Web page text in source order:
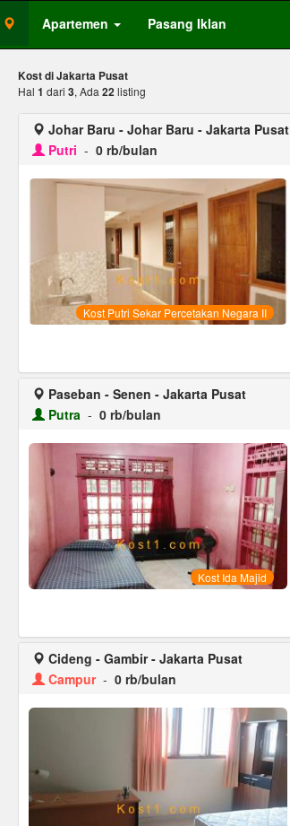
Apartemen Pasang Iklan
Kost di Jakarta Pusat
Hal 1 dari 3, Ada 22listing
Johar Baru - Johar Baru - Jakarta Pusat
Putri - 0 rb/bulan
Kost Putri Sekar Percetakan Negara II
Paseban - Senen - Jakarta Pusat
Putra - 0 rb/bulan
Kost Ida Majid
Cideng - Gambir - Jakarta Pusat
Campur- 0 rb/bulan